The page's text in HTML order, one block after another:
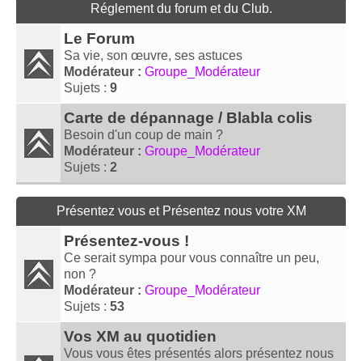
Réglement du forum et du Club.
Le Forum
Sa vie, son œuvre, ses astuces
Modérateur : Groupe_Modérateur
Sujets : 9
Carte de dépannage / Blabla colis
Besoin d'un coup de main ?
Modérateur : Groupe_Modérateur
Sujets : 2
Présentez vous et Présentez nous votre XM
Présentez-vous !
Ce serait sympa pour vous connaître un peu,
non ?
Modérateur : Groupe_Modérateur
Sujets : 53
Vos XM au quotidien
Vous vous êtes présentés alors présentez nous